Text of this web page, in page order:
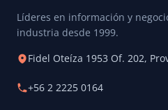
Líderes en información y
industria desde 1999.
Fidel Oteíza 1953 Of. 202,
+56 2 2225 0164